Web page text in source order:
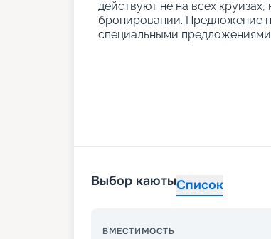
действуют не на всех
бронировании. Предложение
специальными
Выбор каютыСписок
ВМЕСТИМОСТЬ